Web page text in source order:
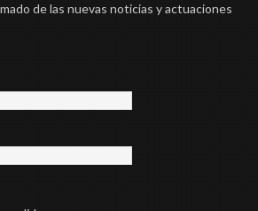
de las nuevas noticias y actuaciones